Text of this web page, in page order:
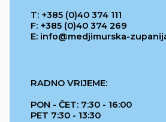
T: +385 (0)40 374 111
F: +385 (0)40 374 269
E: info@medjimurska-
RADNO VRIJEME:
PON - ČET: 7:30 - 16:00
PET 7:30 - 13:30